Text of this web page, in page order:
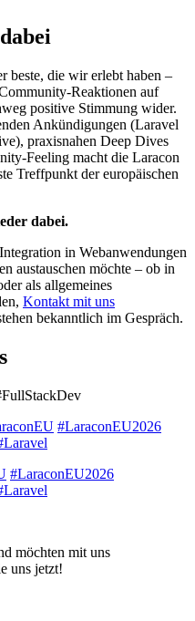
beste, die wir erlebt haben –
Reaktionen auf
positive Stimmung wider.
Ankündigungen (Laravel
praxisnahen Deep Dives
Feeling macht die Laracon
Treffpunkt der europäischen
dabei.
in Webanwendungen
austauschen möchte – ob in
als allgemeines
Kontakt mit uns
bekanntlich im Gespräch.
#LaraconEU2026
#LaraconEU2026
möchten mit uns
uns jetzt!